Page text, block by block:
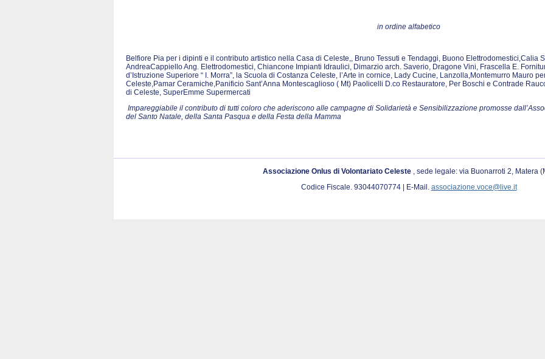
in ordine alfabetico
Belfiore Pia per i dipinti e il contributo artistico nella Casa di Celeste,, Bruno Tessuti e Tendaggi, Buono Elettrodomestici,Calia
AndreaCappiello Ang. Elettrodomestici, Chiancone Impianti Idraulici, Dimarzio arch. Saverio, Dragone Vini, Frascella E.
d’Istruzione Superiore “ I. Morra”, la Scuola di Costanza Celeste, l’Arte in cornice, Lady Cucine, Lanzolla,Montemurro Mauro
Celeste,Pamar Ceramiche,Panificio Sant’Anna Montescaglioso ( Mt) Paolicelli D.co Restauratore, Per Boschi e Contrade
di Celeste, SuperEmme Supermercati
Impareggiabile il contributo di tutti coloro che aderiscono alle campagne di Solidarietà e Sensibilizzazione promosse
del Santo Natale, della Santa Pasqua e della Festa della Mamma
Associazione Onlus di Volontariato Celeste , sede legale: via Buonarroti 2, Matera
Codice Fiscale. 93044070774 | E-Mail. associazione.voce@live.it